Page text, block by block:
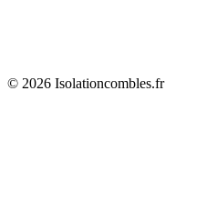
© 2026 Isolationcombles.fr